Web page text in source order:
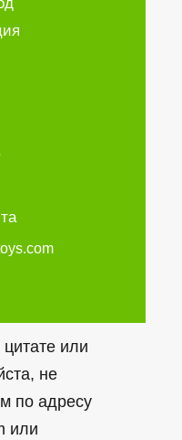
или
не
по адресу
или